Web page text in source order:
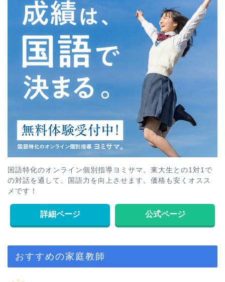
国語特化のオンライン個別指導ヨミサマ。東大生との1対1で
の対話を通して、国語力を向上させます。価格も安くオスス
メです！
詳細ページ 公式ページ
おすすめの家庭教師